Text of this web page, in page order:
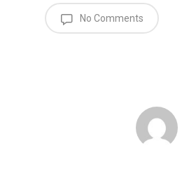
No Comments